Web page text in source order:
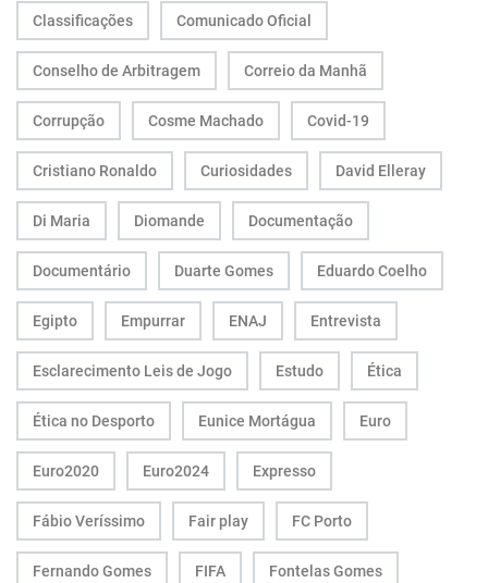
Classificações Comunicado Oficial
Conselho de Arbitragem Correio da Manhã
Corrupção Cosme Machado Covid-19
Cristiano Ronaldo Curiosidades David Elleray
Di Maria Diomande Documentação
Documentário Duarte Gomes Eduardo Coelho
Egipto Empurrar ENAJ Entrevista
Esclarecimento Leis de Jogo Estudo Ética
Ética no Desporto Eunice Mortágua Euro
Euro2020 Euro2024 Expresso
Fábio Veríssimo Fair play FC Porto
Fernando Gomes FIFA Fontelas Gomes